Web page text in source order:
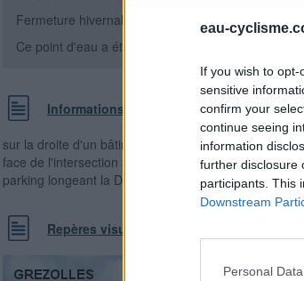
eau-
If you wish to
sensitive
confirm your
continue seeing
information
further disclosure
participants. This
Downstream
Personal
Fermeture hivernale : non
Ce point d'eau a été ajouté par
Informations complémentaires
sur la droite d'un bâtiment situé entre la rue de Val
face de l'intersection avec la D26 direction
parking longeant la D1 presque en face de l'église
Repères visuels